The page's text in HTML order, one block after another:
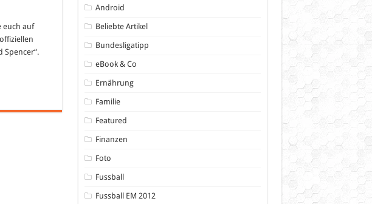
euch auf
Spencer“.
Android
Beliebte Artikel
Bundesligatipp
eBook & Co
Ernährung
Familie
Featured
Finanzen
Foto
Fussball
Fussball EM 2012